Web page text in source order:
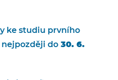
ke studiu prvního
do 30. 6.